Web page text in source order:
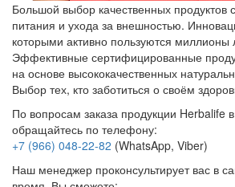
Большой выбор качественных продуктов
питания и ухода за внешностью.
которыми активно пользуются
Эффективные сертифицированные
на основе высококачественных
Выбор тех, кто заботиться о своём
По вопросам заказа продукции Herbalife
обращайтесь по телефону:
+7 (966) 048-22-82 (WhatsApp, Viber)
Наш менеджер проконсультирует вас в